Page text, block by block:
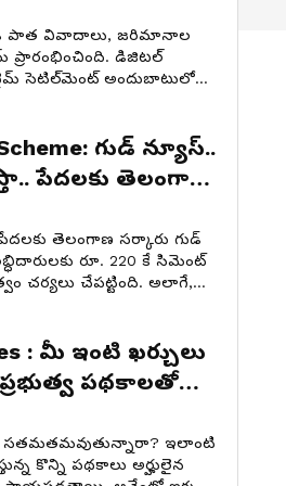
పాత వివాదాలు, జరిమానాల
ప్రారంభించింది. డిజిటల్
సెటిల్‌మెంట్ అందుబాటులో
గుడ్ న్యూస్..
పేదలకు తెలంగాణ
పేదలకు తెలంగాణ సర్కారు గుడ్
రూ. 220 కే సిమెంట్
చర్యలు చేపట్టింది. అలాగే,
: మీ ఇంటి ఖర్చులు
పథకాలతో
సతమతమవుతున్నారా? ఇలాంటి
కొన్ని పథకాలు అర్హులైన